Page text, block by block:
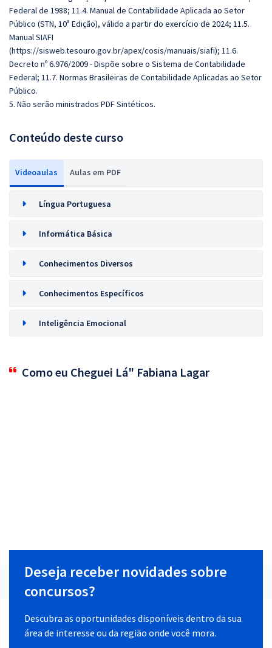
Federal de 1988; 11.4. Manual de Contabilidade Aplicada ao Setor
Público (STN, 10ª Edição), válido a partir do exercício de 2024; 11.5.
Manual SIAFI
(https://sisweb.tesouro.gov.br/apex/cosis/manuais/siafi); 11.6.
Decreto nº 6.976/2009 - Dispõe sobre o Sistema de Contabilidade
Federal; 11.7. Normas Brasileiras de Contabilidade Aplicadas ao Setor
Público.
5. Não serão ministrados PDF Sintéticos.
Conteúdo deste curso
Videoaulas Aulas em PDF
Língua Portuguesa
Informática Básica
Conhecimentos Diversos
Conhecimentos Específicos
Inteligência Emocional
Como eu Cheguei Lá" Fabiana Lagar
Deseja receber novidades sobre
concursos?
Descubra as oportunidades disponíveis dentro da sua
área de interesse ou da região onde você mora.